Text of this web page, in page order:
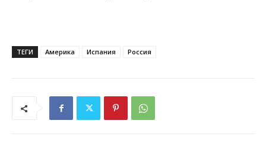
ТЕГИ Америка Испания Россия